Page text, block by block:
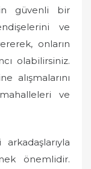
güvenli bir
ve
onların
olabilirsiniz.
alışmalarını
ve
önemlidir.